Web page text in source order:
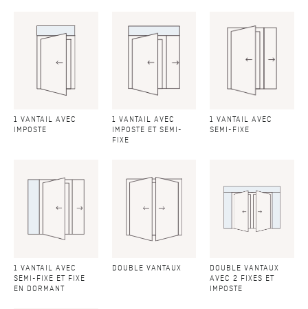
1 VANTAIL AVEC
IMPOSTE
1 VANTAIL AVEC
IMPOSTE ET SEMI-
FIXE
1 VANTAIL AVEC
SEMI-FIXE
1 VANTAIL AVEC
SEMI-FIXE ET FIXE
EN DORMANT
DOUBLE VANTAUX
DOUBLE VANTAUX
AVEC 2 FIXES ET
IMPOSTE